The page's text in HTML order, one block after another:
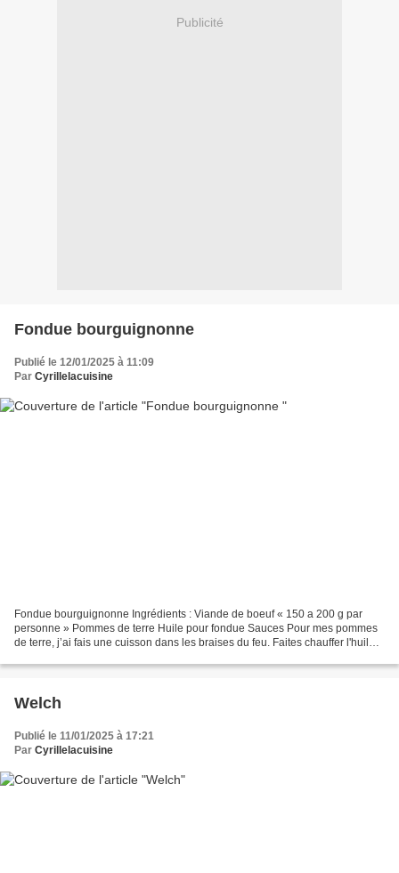
Publicité
Fondue bourguignonne
Publié le 12/01/2025 à 11:09
Par Cyrillelacuisine
Fondue bourguignonne Ingrédients : Viande de boeuf « 150 a 200 g par
personne » Pommes de terre Huile pour fondue Sauces Pour mes pommes
de terre, j’ai fais une cuisson dans les braises du feu. Faites chauffer l'huile
Welch
Publié le 11/01/2025 à 17:21
Par Cyrillelacuisine